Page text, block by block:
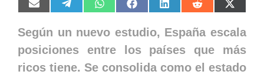
Compartir
en
Compartir
en
Compartir
en
Compartir
en
Compartir
en
Compartir
en en
(Twitter)
Según un nuevo estudio, España escala
posiciones entre los países que más
ricos tiene. Se consolida como el estado